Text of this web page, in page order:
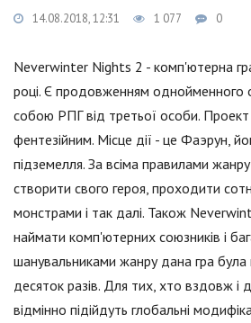
14.08.2018, 12:31 1 077 0
Neverwinter Nights 2 - комп'ютерна
році. Є продовженням однойменного
собою РПГ від третьої особи. Проект
фентезійним. Місце дії - це Фаэрун,
підземелля. За всіма правилами
створити свого героя, проходити
монстрами і так далі. Також
наймати комп'ютерних союзників і
шанувальниками жанру дана гра
десяток разів. Для тих, хто вздовж і
відмінно підійдуть глобальні